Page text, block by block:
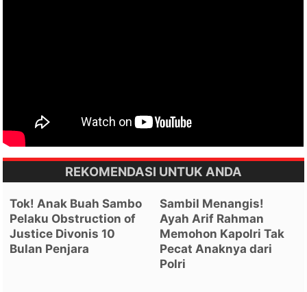
REKOMENDASI UNTUK ANDA
Tok! Anak Buah Sambo
Pelaku Obstruction of
Justice Divonis 10
Bulan Penjara
Sambil Menangis!
Ayah Arif Rahman
Memohon Kapolri Tak
Pecat Anaknya dari
Polri